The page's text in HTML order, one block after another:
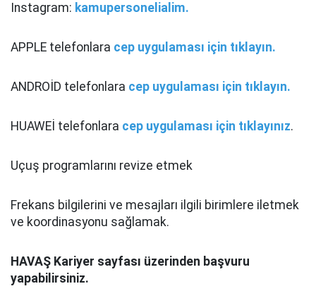
Instagram: kamupersonelialim.
APPLE telefonlara cep uygulaması için tıklayın.
ANDROİD telefonlara cep uygulaması için tıklayın.
HUAWEİ telefonlara cep uygulaması için tıklayınız.
Uçuş programlarını revize etmek
Frekans bilgilerini ve mesajları ilgili birimlere iletmek
ve koordinasyonu sağlamak.
HAVAŞ Kariyer sayfası üzerinden başvuru
yapabilirsiniz.